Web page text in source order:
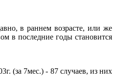
в раннем возрасте, или же
в последние годы становится
(за 7мес.) - 87 случаев, из них